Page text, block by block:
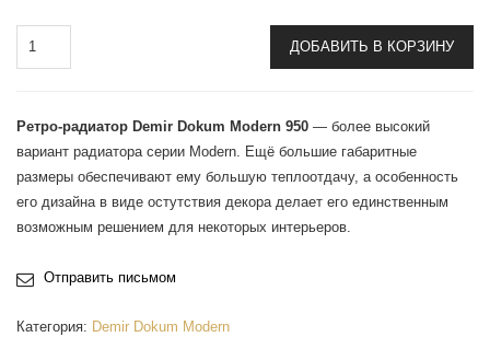
ДОБАВИТЬ В КОРЗИНУ
Ретро-радиатор Demir Dokum Modern 950 — более высокий
вариант радиатора серии Modern. Eщё большие габаритные
размеры обеспечивают ему большую теплоотдачу, а особенность
его дизайна в виде остутствия декора делает его единственным
возможным решением для некоторых интерьеров.
Отправить письмом
Категория: Demir Dokum Modern